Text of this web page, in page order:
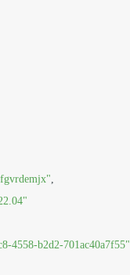
,
4558-b2d2-701ac40a7f55"